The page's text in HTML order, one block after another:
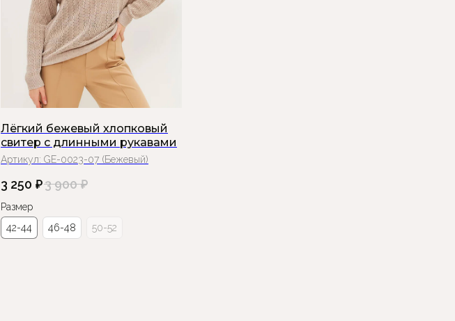
Лёгкий бежевый хлопковый
свитер с длинными рукавами
Артикул: GE-0023-07 (Бежевый)
3 250 ₽3 900 ₽
Размер
42-44
46-48 50-52